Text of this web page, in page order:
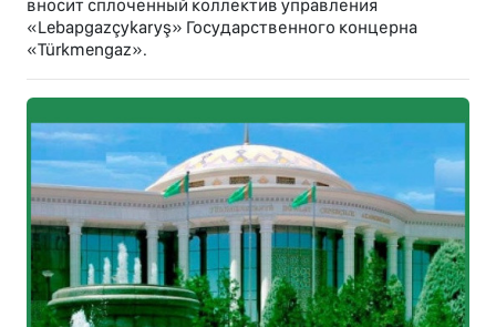
вносит сплоченный коллектив управления
«Lebapgazçykaryş» Государственного концерна
«Türkmengaz».